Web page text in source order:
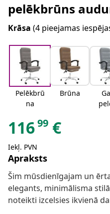
pelēkbrūns
Krāsa (4 pieejamas
Pelēkbrū
na
Brūna
11699 €
Iekļ. PVN
Apraksts
Šim mūsdienīgajam un
elegants, minimālisma
noteikti izcelsies ikvienā